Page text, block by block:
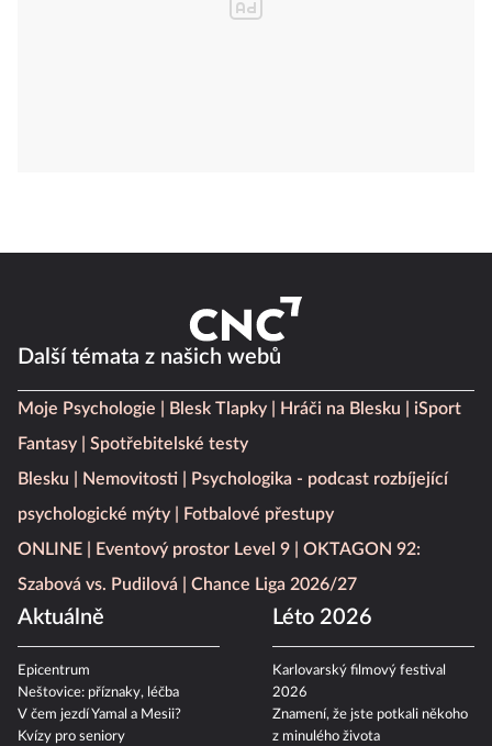
Další témata z našich webů
Moje Psychologie Blesk Tlapky Hráči na Blesku
iSport
Fantasy
Spotřebitelské testy
Blesku
Nemovitosti
Psychologika - podcast rozbíjející
psychologické mýty
Fotbalové přestupy
ONLINE
Eventový prostor Level 9
OKTAGON 92:
Szabová vs. Pudilová
Chance Liga 2026/27
Aktuálně
Epicentrum
Neštovice: příznaky, léčba
V čem jezdí Yamal a Mesii?
Kvízy pro seniory
Léto 2026
Karlovarský filmový festival
2026
Znamení, že jste potkali někoho
z minulého života